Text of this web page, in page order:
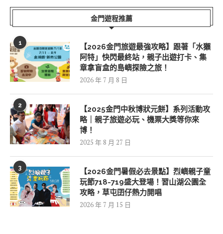
金門遊程推薦
1
【2026金門旅遊最強攻略】跟著「水獺
阿特」快閃最終站，親子出遊打卡、集
章拿盲盒的島嶼探險之旅！
2026 年 7 月 8 日
2
【2025金門中秋博狀元餅】系列活動攻
略｜親子旅遊必玩、機票大獎等你來
博！
2025 年 8 月 27 日
3
【2026金門暑假必去景點】烈嶼親子童
玩節718-719盛大登場！習山湖公園全
攻略，草屯囝仔熱力開唱
2026 年 7 月 15 日